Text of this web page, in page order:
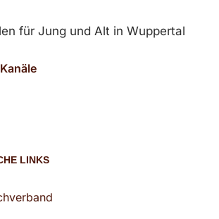
für Jung und Alt in Wuppertal
LINKS